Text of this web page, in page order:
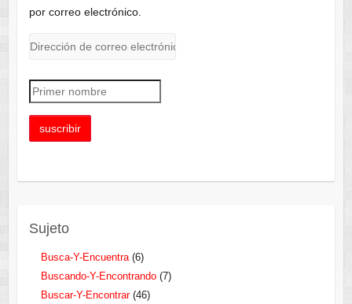
por correo electrónico.
Sujeto
Busca-Y-Encuentra(6)
Buscando-Y-Encontrando(7)
Buscar-Y-Encontrar(46)